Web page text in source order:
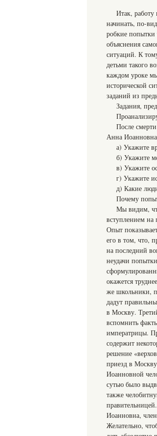
Итак,
начинать, по-
робкие попытки
объяснения
ситуаций. К
детьми такого
каждом уроке
исторической
заданий из
Задания,
После
Анна Иоанновна
а) Укажите
б) Укажите
в) Укажите
г) Укажите
д) Какие
Почему
Мы видим,
вступлением на
Опыт
его в том, что,
на последний
неудачи
окажется
же школьники,
дадут
в Москву.
вспомнить
императрицы.
содержит
решение
приезд в
Иоанновной
сутью было
также
Иоанновна,
Желательно,